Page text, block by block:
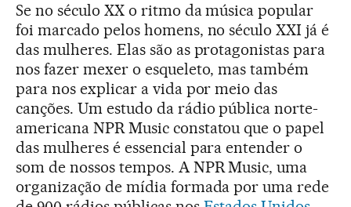
Se no século XX o ritmo da música popular
foi marcado pelos homens, no século XXI já é
das mulheres. Elas são as protagonistas para
nos fazer mexer o esqueleto, mas também
para nos explicar a vida por meio das
canções. Um estudo da rádio pública norte-
americana NPR Music constatou que o papel
das mulheres é essencial para entender o
som de nossos tempos. A NPR Music, uma
organização de mídia formada por uma rede